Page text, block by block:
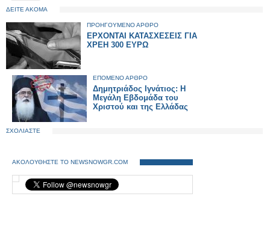
ΔΕΙΤΕ ΑΚΟΜΑ
ΠΡΟΗΓΟΥΜΕΝΟ ΑΡΘΡΟ
ΕΡΧΟΝΤΑΙ ΚΑΤΑΣΧΕΣΕΙΣ ΓΙΑ
ΧΡΕΗ 300 ΕΥΡΩ
ΕΠΟΜΕΝΟ ΑΡΘΡΟ
Δημητριάδος Ιγνάτιος: Η
Μεγάλη Εβδομάδα του
Χριστού και της Ελλάδας
ΣΧΟΛΙΑΣΤΕ
ΑΚΟΛΟΥΘΗΣΤΕ ΤΟ NEWSNOWGR.COM